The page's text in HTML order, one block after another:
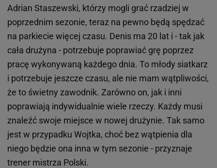
Adrian Staszewski, którzy mogli grać rzadziej w
poprzednim sezonie, teraz na pewno będą spędzać
na parkiecie więcej czasu. Denis ma 20 lat i - tak jak
cała drużyna - potrzebuje poprawiać grę poprzez
pracę wykonywaną każdego dnia. To młody siatkarz
i potrzebuje jeszcze czasu, ale nie mam wątpliwości,
że to świetny zawodnik. Zarówno on, jak i inni
poprawiają indywidualnie wiele rzeczy. Każdy musi
znaleźć swoje miejsce w nowej drużynie. Tak samo
jest w przypadku Wojtka, choć bez wątpienia dla
niego będzie ona inna w tym sezonie - przyznaje
trener mistrza Polski.